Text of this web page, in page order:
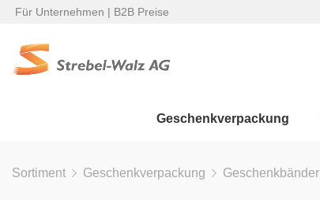
Für Unternehmen | B2B Preise
Geschenkverpackung
Sortiment Geschenkverpackung Geschenkbänder